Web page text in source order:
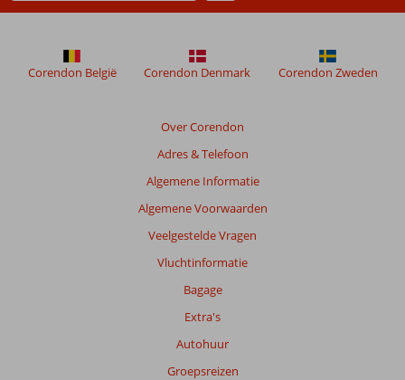
niet
weergegeven
om
Over Corendon
Adres & Telefoon
Algemene Informatie
Algemene Voorwaarden
Veelgestelde Vragen
Vluchtinformatie
Bagage
Extra's
Autohuur
Groepsreizen
Corendon België Corendon Denmark Corendon Zweden